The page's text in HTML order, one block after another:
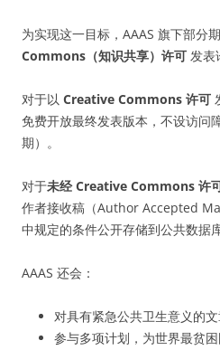
为实现这一目标，AAAS 旗下部分
Commons（知识共享）许可 发表
对于以 Creative Commons 许可
免费开放最终发表版本，不设访问
期）。
对于未经 Creative Commons 许
作者接收稿（Author Accepted
中规定的条件公开存储到公共数据库
AAAS 还会：
对具有紧急公共卫生意义的
参与多项计划，为世界最贫